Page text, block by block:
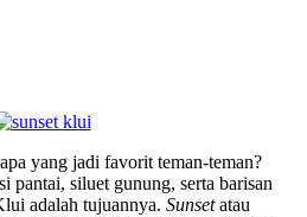
yang jadi favorit teman-teman?
pantai, siluet gunung, serta barisan
adalah tujuannya. Sunsetatau